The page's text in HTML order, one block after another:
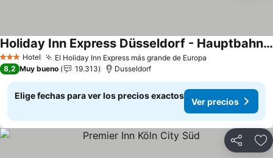
3 Estrellas
Hotel El Holiday Inn Express más grande de Europa
Holiday Inn Express Düsseldorf - Hauptbahnhof By Ihg
8,2 Muy bueno 19.313 Dusseldorf
Elige fechas para ver los precios exactos
Ver precios
Compartir